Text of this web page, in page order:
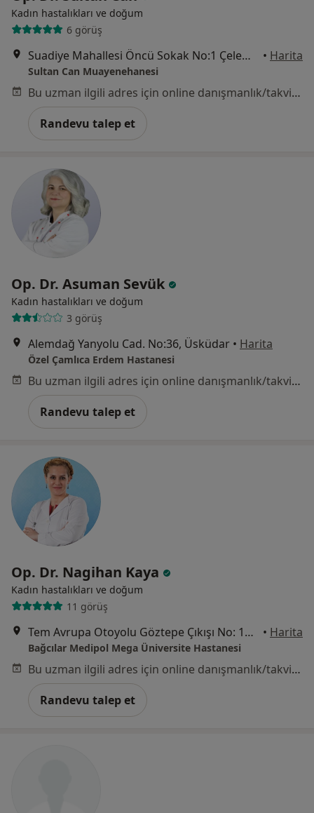
Kadın hastalıkları ve doğum
6 görüş
Suadiye Mahallesi Öncü Sokak No:1 Çelem Loft, İstanbul • Harita
Sultan Can Muayenehanesi
Bu uzman ilgili adres için online danışmanlık/takvim sunmuyor.
Randevu talep et
Op. Dr. Asuman Sevük
Kadın hastalıkları ve doğum
3 görüş
Alemdağ Yanyolu Cad. No:36, Üsküdar • Harita
Özel Çamlıca Erdem Hastanesi
Bu uzman ilgili adres için online danışmanlık/takvim sunmuyor.
Randevu talep et
Op. Dr. Nagihan Kaya
Kadın hastalıkları ve doğum
11 görüş
Tem Avrupa Otoyolu Göztepe Çıkışı No: 1Bağcılar, İstanbul • Harita
Bağcılar Medipol Mega Üniversite Hastanesi
Bu uzman ilgili adres için online danışmanlık/takvim sunmuyor.
Randevu talep et